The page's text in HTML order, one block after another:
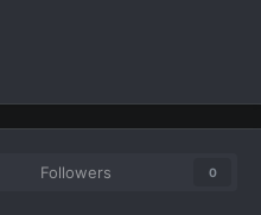
Followers 0